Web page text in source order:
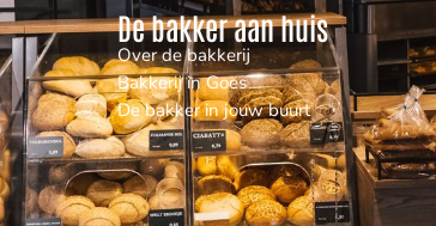
De bakker aan huis
Over de bakkerij
Bakkerij in Goes
De bakker in jouw buurt